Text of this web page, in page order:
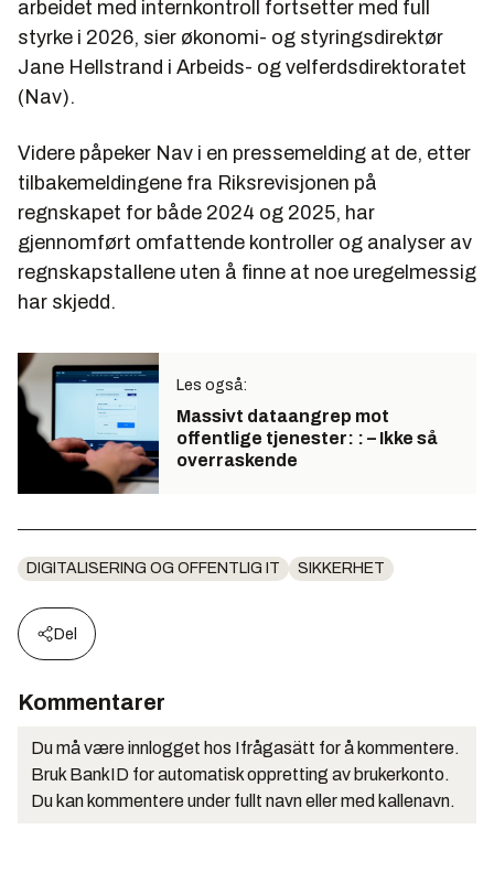
arbeidet med internkontroll fortsetter med full
styrke i 2026, sier økonomi- og styringsdirektør
Jane Hellstrand i Arbeids- og velferdsdirektoratet
(Nav).
Videre påpeker Nav i en pressemelding at de, etter
tilbakemeldingene fra Riksrevisjonen på
regnskapet for både 2024 og 2025, har
gjennomført omfattende kontroller og analyser av
regnskapstallene uten å finne at noe uregelmessig
har skjedd.
Les også:
Massivt dataangrep mot
offentlige tjenester: : – Ikke så
overraskende
DIGITALISERING OG OFFENTLIG IT SIKKERHET
Del
Kommentarer
Du må være innlogget hos Ifrågasätt for å kommentere.
Bruk BankID for automatisk oppretting av brukerkonto.
Du kan kommentere under fullt navn eller med kallenavn.